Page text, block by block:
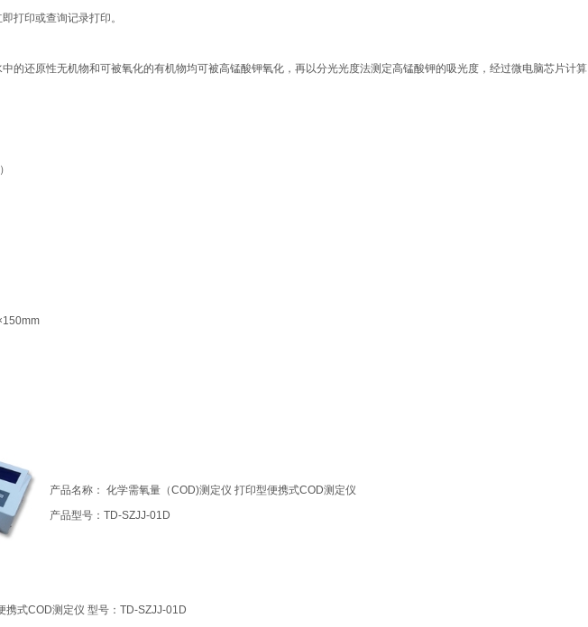
打印或查询记录打印。
的还原性无机物和可被氧化的有机物均可被高锰酸钾氧化，再以分光光度法测定高锰酸钾的吸光度，经过微电脑芯片计算
产品名称： 化学需氧量（COD)测定仪 打印型便携式COD测定仪
产品型号：TD-SZJJ-01D
式COD测定仪 型号：TD-SZJJ-01D